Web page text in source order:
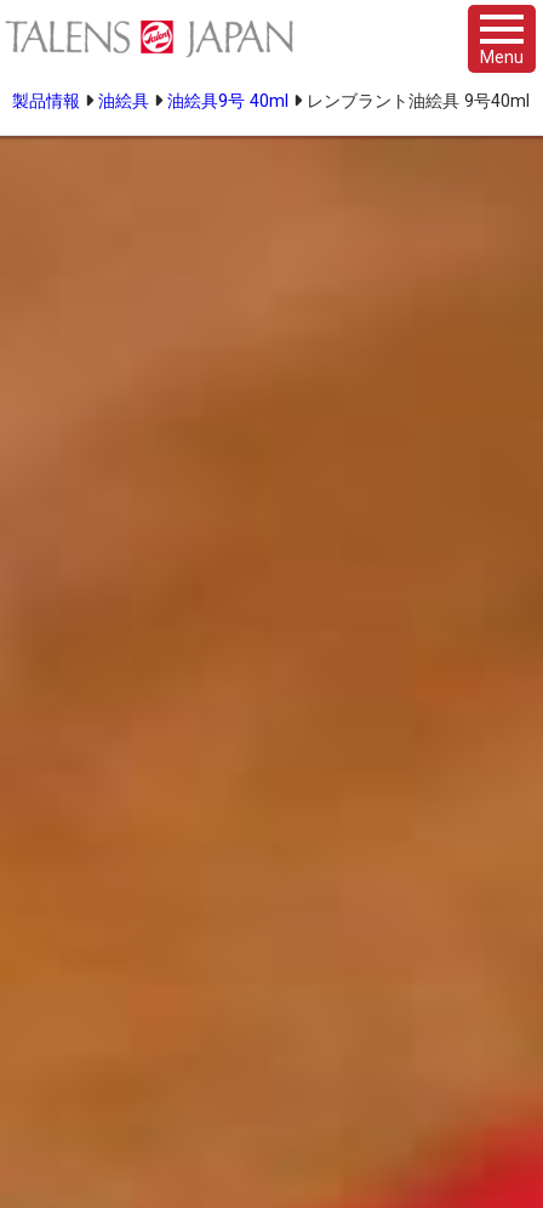
Menu
製品情報 油絵具 油絵具9号 40ml レンブラント油絵具 9号40ml